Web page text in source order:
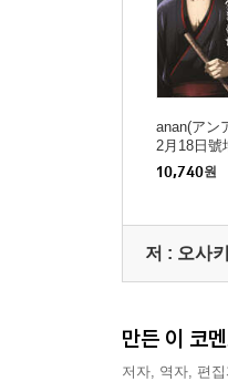
anan(アン
2月18日號
3增刊 ス
ディショ
10,740원
저 : 오사
만든 이 코
저자, 역자, 편